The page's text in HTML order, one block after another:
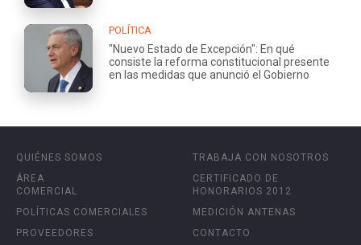
POLÍTICA
"Nuevo Estado de Excepción": En qué
consiste la reforma constitucional presente
en las medidas que anunció el Gobierno
QUIÉNES SOMOS
ÁREA
COMERCIAL
POLÍTICAS COMERCIALES
PROVEEDORES
TRABAJA CON NOSOTROS
CERTIFICADO DE
HONORARIOS 2012
MEDICIÓN ANTENAS
CONTACTO